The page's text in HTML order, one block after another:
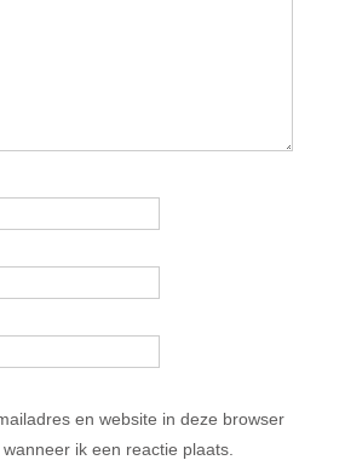
en website in deze browser
ik een reactie plaats.